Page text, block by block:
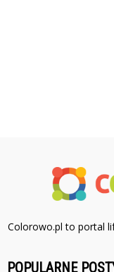
Colorowo.pl to portal
POPULARNE